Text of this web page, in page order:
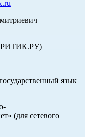
язык
(для сетевого